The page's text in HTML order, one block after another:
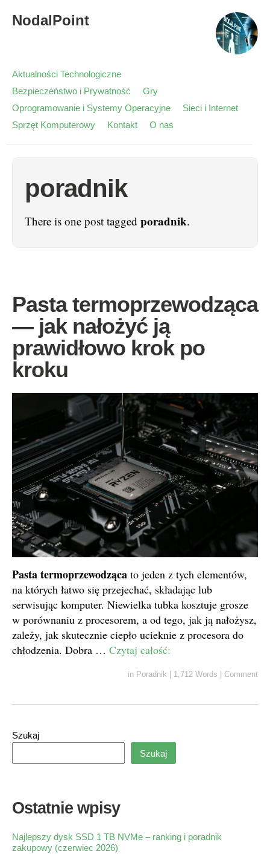
NodalPoint
Aktualności Technologiczne
Bezpieczeństwo i Prywatność
Gry
Oprogramowanie i Systemy Operacyjne
Sieci i Internet
Sprzęt Komputerowy
Kontakt O nas
poradnik
There is one post tagged poradnik.
Pasta termoprzewodząca
— jak nałożyć ją
prawidłowo krok po
kroku
Pasta termoprzewodząca to jeden z tych elementów,
na których łatwo się przejechać, składając lub
serwisując komputer. Niewielka tubka kosztuje grosze
w porównaniu z procesorem, a od tego, jak ją nałożysz,
zależy, jak skutecznie ciepło ucieknie z procesora do
chłodzenia. Dobra … Czytaj całość:
in Poradnik 1,712 Words Comment
Szukaj
Szukaj
Ostatnie wpisy
Najlepszy dysk SSD 1 TB NVMe – ranking i poradnik
zakupowy (czerwiec 2026)